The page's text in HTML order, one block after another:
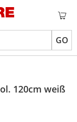
GO
120cm weiß